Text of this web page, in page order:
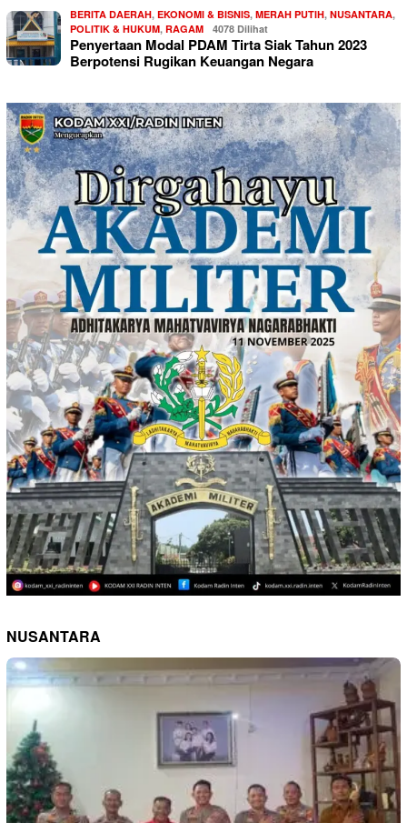
BERITA DAERAH, EKONOMI & BISNIS, MERAH PUTIH, NUSANTARA,
POLITIK & HUKUM, RAGAM 4078 Dilihat
Penyertaan Modal PDAM Tirta Siak Tahun 2023
Berpotensi Rugikan Keuangan Negara
NUSANTARA